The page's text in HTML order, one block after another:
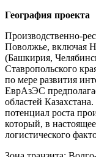
География проекта
Производственно-
Поволжье, включая
(Башкирия,
Ставропольского
по мере развития
ЕврАзЭС
областей
потенциал роста
который, в
логистического